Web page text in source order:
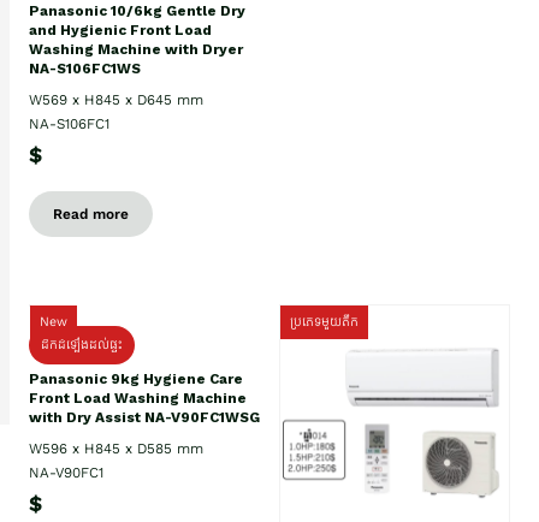
Panasonic 10/6kg Gentle Dry
and Hygienic Front Load
Washing Machine with Dryer
NA-S106FC1WS
W569 x H845 x D645 mm
NA-S106FC1
$
Read more
New
ដឹកដំឡើងដល់ផ្ទះ
Panasonic 9kg Hygiene Care
Front Load Washing Machine
with Dry Assist NA-V90FC1WSG
W596 x H845 x D585 mm
NA-V90FC1
$
ប្រភេទមួយតឹក